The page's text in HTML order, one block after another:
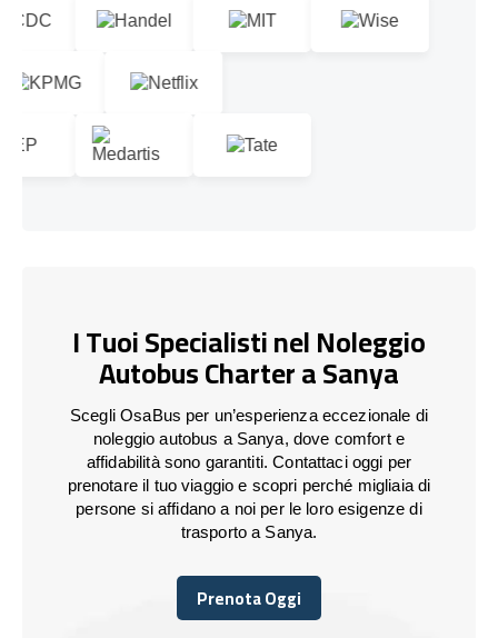
I Tuoi Specialisti nel Noleggio
Autobus Charter a Sanya
Scegli OsaBus per un’esperienza eccezionale di
noleggio autobus a Sanya, dove comfort e
affidabilità sono garantiti. Contattaci oggi per
prenotare il tuo viaggio e scopri perché migliaia di
persone si affidano a noi per le loro esigenze di
trasporto a Sanya.
Prenota Oggi
Prenota Oggi